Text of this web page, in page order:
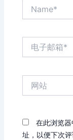
在此浏览
址，以便下次评